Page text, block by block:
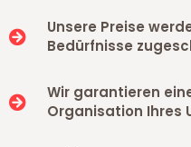
Unsere Preise
Bedürfnisse
Wir garantieren
Organisation Ihres